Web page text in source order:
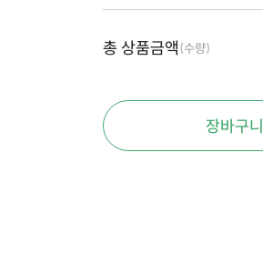
총 상품금액(수량)
장바구니